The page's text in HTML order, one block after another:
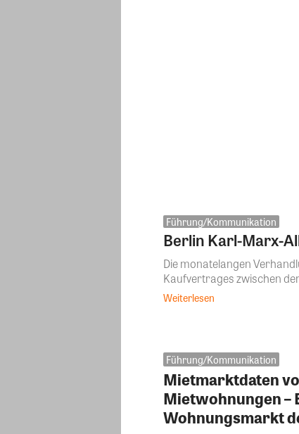
Führung/Kommunikation
Berlin Karl-Marx-
Die monatelangen
Kaufvertrages zwischen
Weiterlesen
Führung/Kommunikation
Mietmarktdaten
Mietwohnungen –
Wohnungsmarkt